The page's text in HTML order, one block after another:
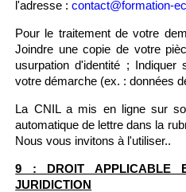
l'adresse :contact@formation-
Pour le traitement de votre
Joindre une copie de votre
usurpation d'identité ;
votre démarche (ex. : données
La CNIL a mis en ligne sur
automatique de lettre dans la
Nous vous invitons à l'utiliser..
9 : DROIT APPLICABLE
JURIDICTION